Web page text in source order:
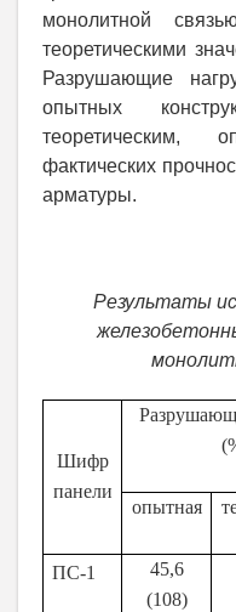
монолитной
теоретическими
Разрушающие
опытных
теоретическим,
фактических
арматуры.
Результаты
Шифр
панели
опытная
ПС-1 45,6
(108)